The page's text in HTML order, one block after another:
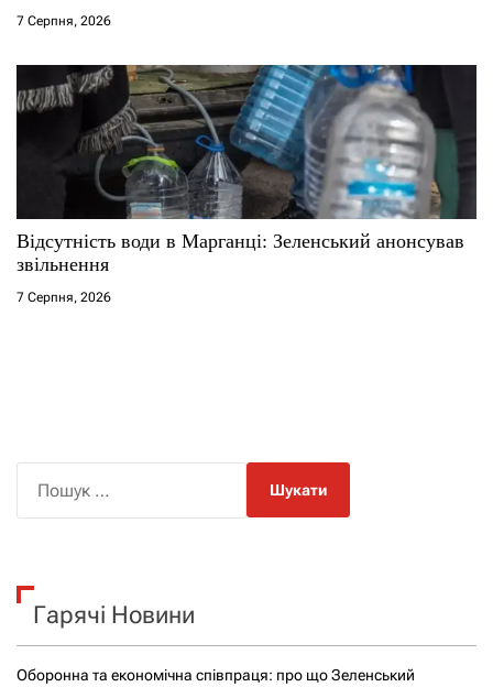
7 Серпня, 2026
Відсутність води в Марганці: Зеленський анонсував
звільнення
7 Серпня, 2026
к
Гарячі Новини
Оборонна та економічна співпраця: про що Зеленський